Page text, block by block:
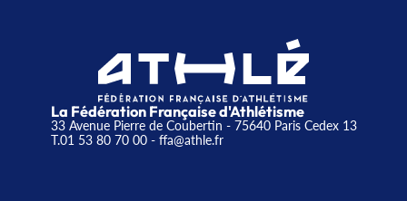
La Fédération Française d'Athlétisme
33 Avenue Pierre de Coubertin - 75640 Paris Cedex 13
T.01 53 80 70 00- ffa@athle.fr